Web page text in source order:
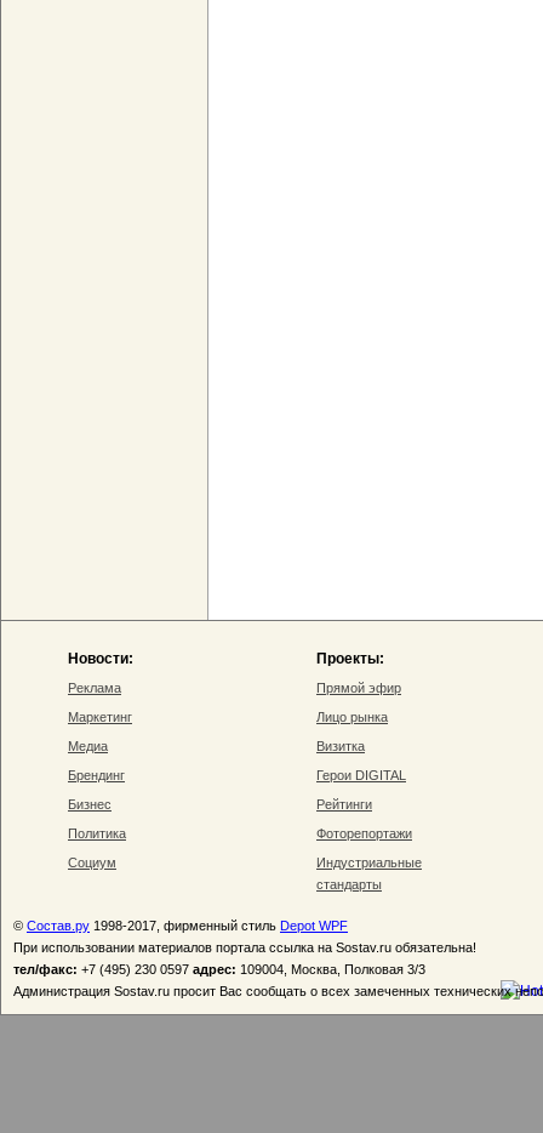
Новости:
Реклама
Маркетинг
Медиа
Брендинг
Бизнес
Политика
Социум
Проекты:
Прямой эфир
Лицо рынка
Визитка
Герои DIGITAL
Рейтинги
Фоторепортажи
Индустриальные
стандарты
© Состав.ру 1998-2017, фирменный стиль Depot WPF
При использовании материалов портала ссылка на Sostav.ru обязательна!
тел/факс: +7 (495) 230 0597 адрес: 109004, Москва, Полковая 3/3
Администрация Sostav.ru просит Вас сообщать о всех замеченных технических